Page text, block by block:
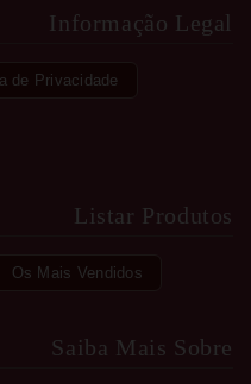
Informação Legal
de Privacidade
Listar Produtos
Os Mais Vendidos
Saiba Mais Sobre